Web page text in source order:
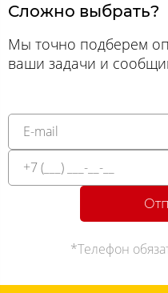
Сложно выбрать?
Мы точно подберем
ваши задачи и
*Телефон